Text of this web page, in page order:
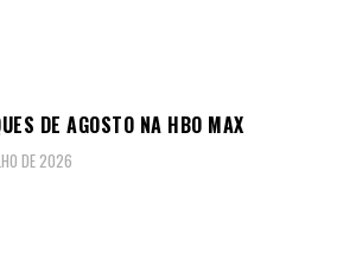
DE AGOSTO NA HBO MAX
DE 2026